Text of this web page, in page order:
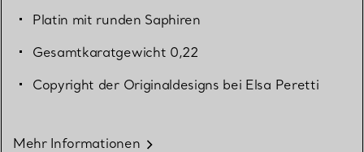
Platin mit runden Saphiren
Gesamtkaratgewicht 0,22
Copyright der Originaldesigns bei Elsa Peretti
Mehr Informationen